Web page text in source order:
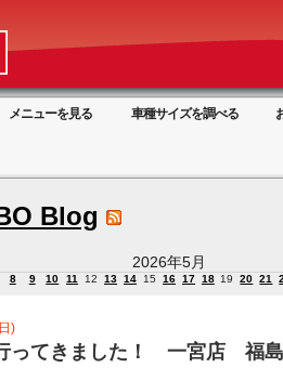
メニューを見る 車種サイズを調べる
Blog
2026年5月
8 9 10 11 12 13 14 15 16 17 18 19 20 21
)
ってきました！ 一宮店 福島